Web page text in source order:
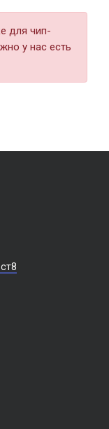
для чип-
у нас есть